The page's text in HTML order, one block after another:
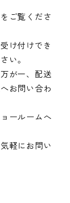
ご覧くださ
け付けでき
い。
が一、配送
お問い合わ
ールームへ
軽にお問い